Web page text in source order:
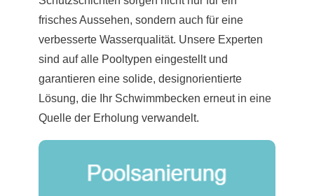
frisches Aussehen, sondern auch für eine
verbesserte Wasserqualität. Unsere Experten
sind auf alle Pooltypen eingestellt und
garantieren eine solide, designorientierte
Lösung, die Ihr Schwimmbecken erneut in eine
Quelle der Erholung verwandelt.